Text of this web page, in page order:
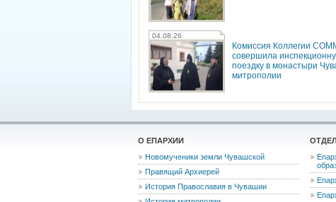
04.08.26
Комиссия Коллегии
совершила
поездку в монастыри
митрополии
О ЕПАРХИИ
Новомученики земли Чувашской
Правящий Архиерей
История Православия в Чувашии